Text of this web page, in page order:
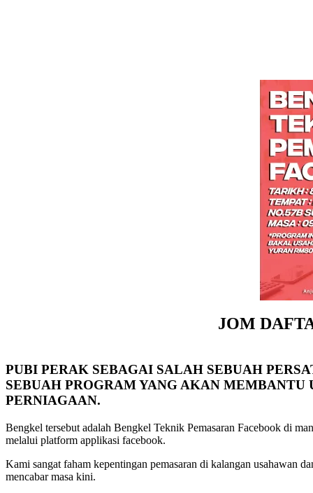
JOM
PUBI PERAK SEBAGAI SALAH SEBUAH
SEBUAH PROGRAM YANG AKAN
PERNIAGAAN.
Bengkel tersebut adalah Bengkel Teknik Pemasaran Facebook di
melalui platform applikasi facebook.
Kami sangat faham kepentingan pemasaran di kalangan usahawan
mencabar masa kini.